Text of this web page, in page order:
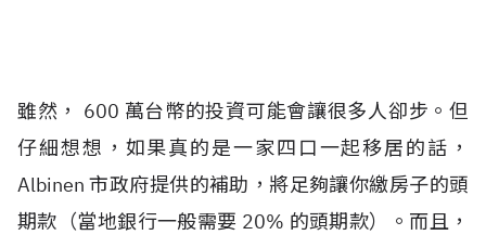
雖然， 600 萬台幣的投資可能會讓很多人卻步。但
仔細想想，如果真的是一家四口一起移居的話，
Albinen 市政府提供的補助，將足夠讓你繳房子的頭
期款（當地銀行一般需要 20% 的頭期款）。而且，